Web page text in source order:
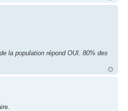
la population répond OUI. 80% des